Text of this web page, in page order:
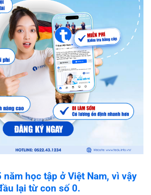
năm học tập ở Việt Nam, vì vậy
lại từ con số 0.